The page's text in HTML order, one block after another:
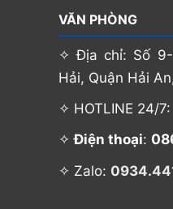
VĂN PHÒNG
✧ Địa chỉ: Số 9-
Hải, Quận Hải
✧ HOTLINE 24/7:
✧Điện thoại:
✧ Zalo: